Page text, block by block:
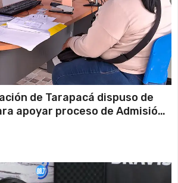
de Tarapacá dispuso de
apoyar proceso de Admisión